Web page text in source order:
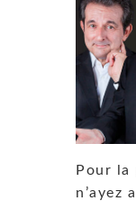
Pour la
n’ayez